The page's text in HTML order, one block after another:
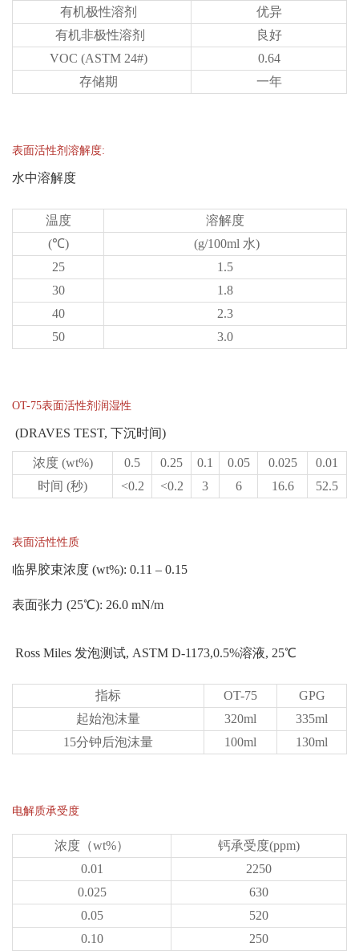
有机极性溶剂
优异
有机非极性溶剂
良好
VOC (ASTM 24#)
0.64
存储期
一年
表面活性剂溶解度:
水中溶解度
温度
溶解度
(℃)
(g/100ml 水)
25
1.5
30
1.8
40
2.3
50
3.0
OT-75表面活性剂润湿性
(DRAVES TEST, 下沉时间)
浓度 (wt%) 0.5 0.25 0.1 0.05 0.025
0.01
时间 (秒)
<0.2 <0.2 3 6 16.6 52.5
表面活性性质
临界胶束浓度 (wt%): 0.11 – 0.15
表面张力 (25℃): 26.0 mN/m
Ross Miles 发泡测试, ASTM D-1173,0.5%溶液, 25℃
指标 OT-75
GPG
起始泡沫量
320ml
335ml
15分钟后泡沫量
100ml 130ml
电解质承受度
浓度（wt%）
钙承受度(ppm)
0.01
2250
0.025
630
0.05
520
0.10
250